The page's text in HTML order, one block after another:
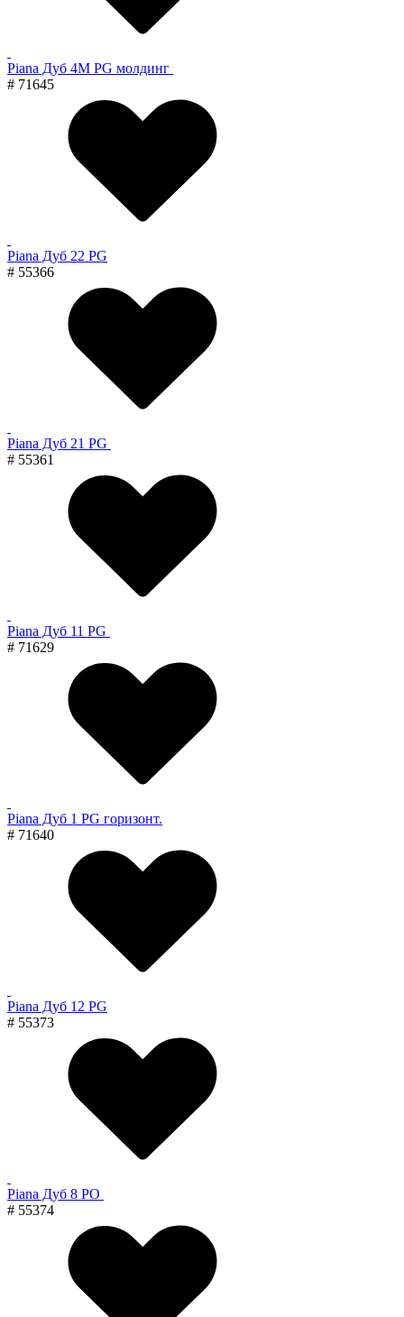
Piana Дуб 4M PG молдинг
# 71645
Piana Дуб 22 PG
# 55366
Piana Дуб 21 PG
# 55361
Piana Дуб 11 PG
# 71629
Piana Дуб 1 PG горизонт.
# 71640
Piana Дуб 12 PG
# 55373
Piana Дуб 8 PO
# 55374